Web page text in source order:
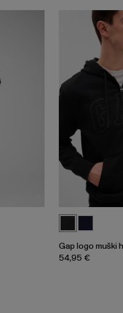
Gap logo muški
54,95 €